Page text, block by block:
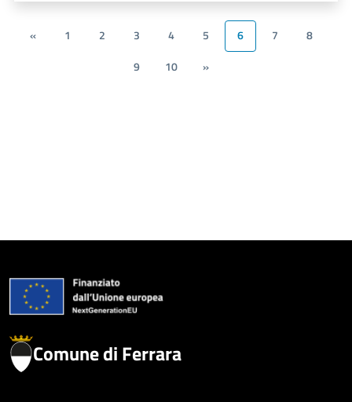
« 1 2 3 4 5 6 7
8
9
10 »
Comune di Ferrara